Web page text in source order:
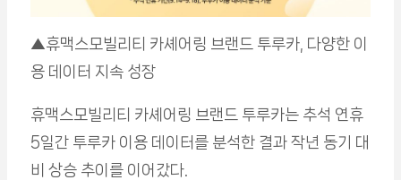
▲휴맥스모빌리티 카셰어링 브랜드 투루카, 다양한 이
용 데이터 지속 성장
휴맥스모빌리티 카셰어링 브랜드 투루카는 추석 연휴
5일간 투루카 이용 데이터를 분석한 결과 작년 동기 대
비 상승 추이를 이어갔다.